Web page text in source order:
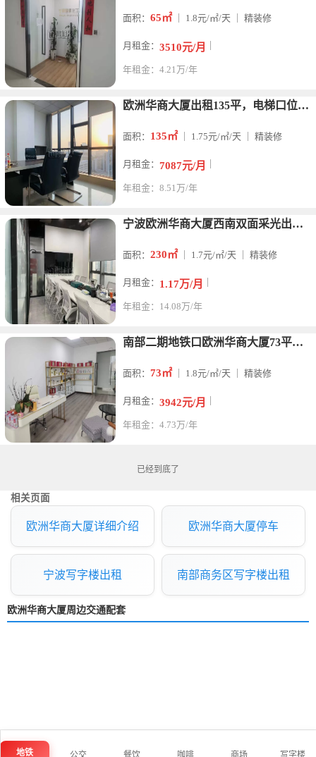
面积： 65㎡｜ 1.8元/㎡/天 ｜ 精装修
月租金： 3510元/月
年租金：4.21万/年
欧洲华商大厦出租135平，电梯口位置，3隔间，带部分家具，户
面积： 135㎡｜ 1.75元/㎡/天 ｜ 精装修
月租金： 7087元/月
年租金：8.51万/年
宁波欧洲华商大厦西南双面采光出租230平米写字楼
面积： 230㎡｜ 1.7元/㎡/天 ｜ 精装修
月租金： 1.17万/月
年租金：14.08万/年
南部二期地铁口欧洲华商大厦73平方1.8元单价
面积： 73㎡｜ 1.8元/㎡/天 ｜ 精装修
月租金： 3942元/月
年租金：4.73万/年
已经到底了
相关页面
欧洲华商大厦详细介绍 欧洲华商大厦停车
宁波写字楼出租 南部商务区写字楼出租
欧洲华商大厦周边交通配套
地铁 公交 餐饮 咖啡 商场 写字楼